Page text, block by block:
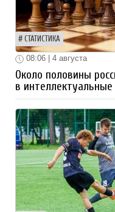
СТАТИСТИКА
08:06 | 4 августа
Около половины
в